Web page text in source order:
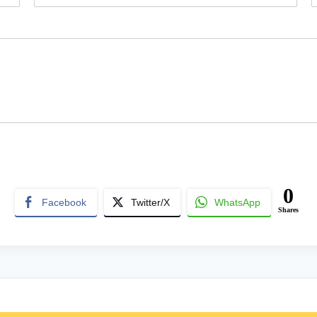
Facebook Twitter/X WhatsApp 0
Shares